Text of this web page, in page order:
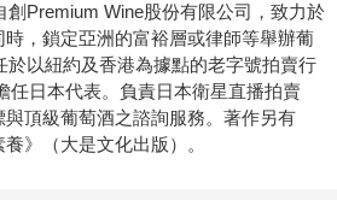
創Premium Wine股份有限公司，致力於
，鎖定亞洲的富裕層或律師等舉辦葡
於以紐約及香港為據點的老字號拍賣行
任日本代表。負責日本衛星直播拍賣
頂級葡萄酒之諮詢服務。著作另有
》（大是文化出版）。